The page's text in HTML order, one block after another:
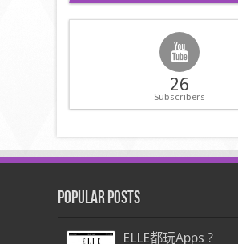
26
Subscribers
Popular Posts
ELLE都玩Apps ?